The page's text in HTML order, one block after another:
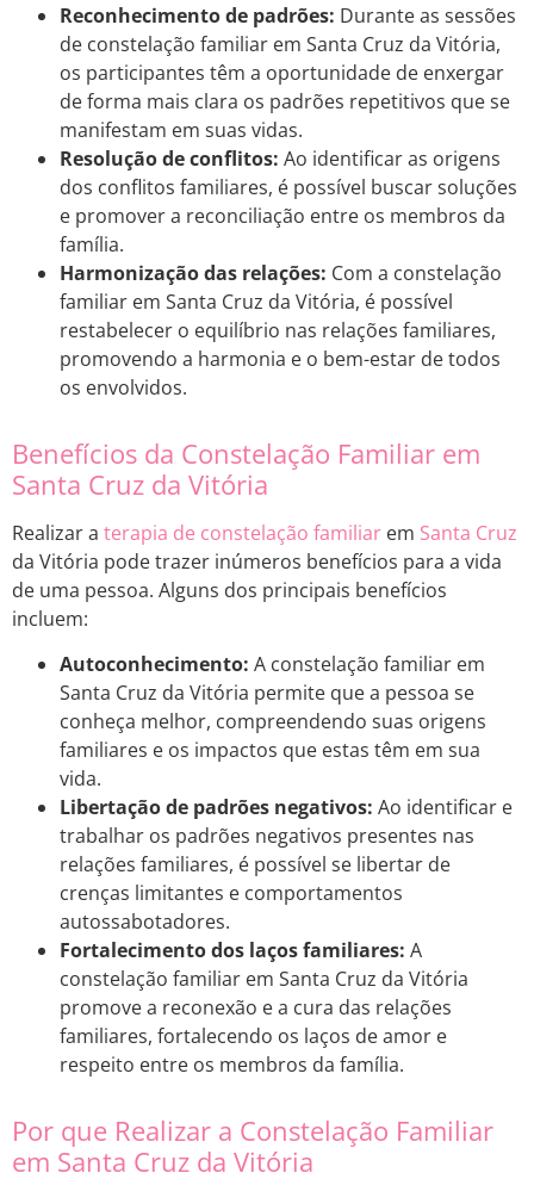
Reconhecimento de padrões: Durante as sessões
de constelação familiar em Santa Cruz da Vitória,
os participantes têm a oportunidade de enxergar
de forma mais clara os padrões repetitivos que se
manifestam em suas vidas.
Resolução de conflitos: Ao identificar as origens
dos conflitos familiares, é possível buscar soluções
e promover a reconciliação entre os membros da
família.
Harmonização das relações: Com a constelação
familiar em Santa Cruz da Vitória, é possível
restabelecer o equilíbrio nas relações familiares,
promovendo a harmonia e o bem-estar de todos
os envolvidos.
Benefícios da Constelação Familiar em
Santa Cruz da Vitória
Realizar a terapia de constelação familiar em Santa Cruz
da Vitória pode trazer inúmeros benefícios para a vida
de uma pessoa. Alguns dos principais benefícios
incluem:
Autoconhecimento: A constelação familiar em
Santa Cruz da Vitória permite que a pessoa se
conheça melhor, compreendendo suas origens
familiares e os impactos que estas têm em sua
vida.
Libertação de padrões negativos: Ao identificar e
trabalhar os padrões negativos presentes nas
relações familiares, é possível se libertar de
crenças limitantes e comportamentos
autossabotadores.
Fortalecimento dos laços familiares: A
constelação familiar em Santa Cruz da Vitória
promove a reconexão e a cura das relações
familiares, fortalecendo os laços de amor e
respeito entre os membros da família.
Por que Realizar a Constelação Familiar
em Santa Cruz da Vitória